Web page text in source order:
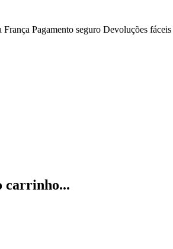
França Pagamento seguro Devoluções fáceis
carrinho...